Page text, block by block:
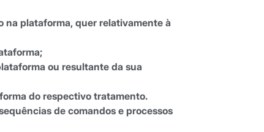
na plataforma, quer relativamente à
ou resultante da sua
do respectivo tratamento.
de comandos e processos